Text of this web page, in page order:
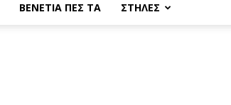
ΒΕΝΕΤΙΑ ΠΕΣ ΤΑ ΣΤΗΛΕΣ